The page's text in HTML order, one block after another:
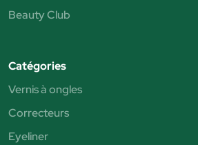
Beauty Club
Catégories
Vernis à ongles
Correcteurs
Eyeliner